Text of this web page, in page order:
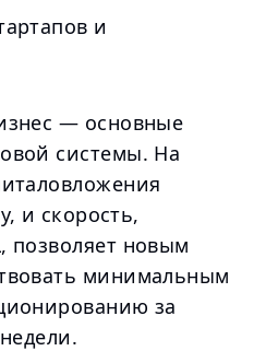
и
— основные
системы. На
и скорость,
позволяет новым
минимальным
за